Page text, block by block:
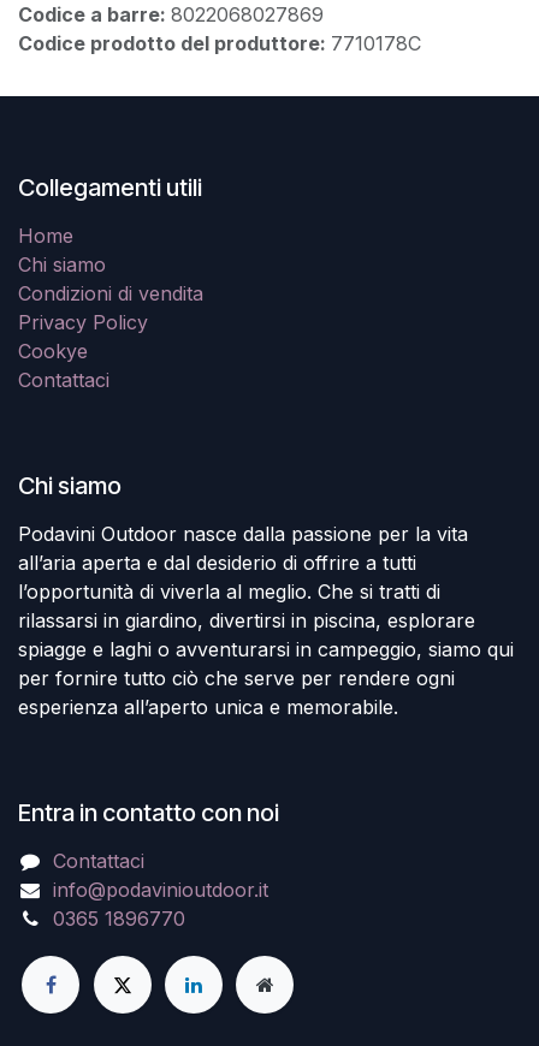
Codice a barre: 8022068027869
Codice prodotto del produttore: 7710178C
Collegamenti utili
Home
Chi siamo
Condizioni di vendita
Privacy Policy
Cookye
Contattaci
Chi siamo
Podavini Outdoor nasce dalla passione per la vita
all’aria aperta e dal desiderio di offrire a tutti
l’opportunità di viverla al meglio. Che si tratti di
rilassarsi in giardino, divertirsi in piscina, esplorare
spiagge e laghi o avventurarsi in campeggio, siamo qui
per fornire tutto ciò che serve per rendere ogni
esperienza all’aperto unica e memorabile.
Entra in contatto con noi
Contattaci
info@podavinioutdoor.it
0365 1896770